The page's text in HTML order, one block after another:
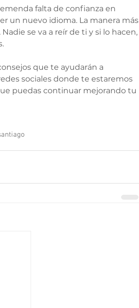
falta de confianza en
un nuevo idioma. La manera más
se va a reír de ti y si lo hacen,
que te ayudarán a
sociales donde te estaremos
puedas continuar mejorando tu